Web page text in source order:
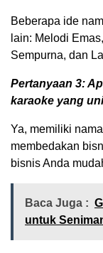
Beberapa ide
lain: Melodi
Sempurna, dan
Pertanyaan 3:
karaoke yang
Ya, memiliki
membedakan
bisnis Anda
Baca Juga :
untuk